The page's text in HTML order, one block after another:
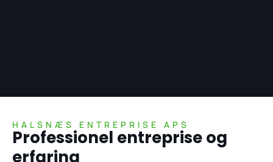
HALSNÆS ENTREPRISE APS
Professionel entreprise og
erfaring